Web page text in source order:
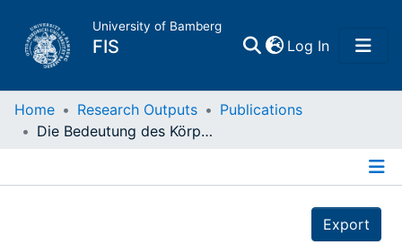
University of Bamberg
FIS Log In(current)
Home
Home Research Outputs
Publications
Die Bedeutung des Körperbildes zum Verständnis von Eßstörungen
Export